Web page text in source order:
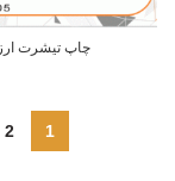
چاپ تیشرت
1
2